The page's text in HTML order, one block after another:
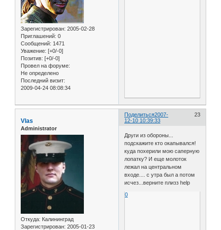
Зарегистрирован: 2005-02-28
Приглашений: 0
Сообщений: 1471
Уважение: [+0/-0]
Позитив: [+0/-0]
Провел на форуме:
Не определено
Последний визит:
2009-04-24 08:08:34
Поделиться 23
2007-
12-10 10:39:33
Vlas
Administrator
Откуда: Калининград
Зарегистрирован: 2005-01-23
Други из обороны...
подскажите кто окапывался!
куда похерили мою саперную
лопатку? И еще молоток
лежал на центральном
входе.... с утра был а потом
исчез...верните плизз help
0